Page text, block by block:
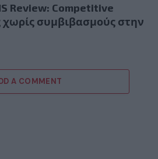
Review: Competitive
χωρίς συμβιβασμούς στην
A COMMENT